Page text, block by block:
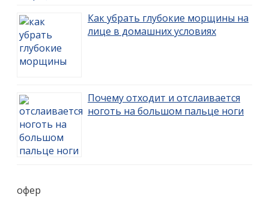
Как убрать глубокие морщины на
лице в домашних условиях
Почему отходит и отслаивается
ноготь на большом пальце ноги
офер